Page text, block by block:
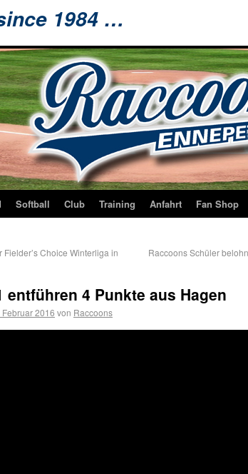
1984 …
Softball Club Training Anfahrt Fan Shop
Fielder’s Choice Winterliga in
Raccoons Schüler
entführen 4 Punkte aus Hagen
Februar 2016 von Raccoons